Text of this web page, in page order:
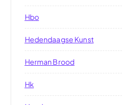
Hbo
Hedendaagse Kunst
Herman Brood
Hk